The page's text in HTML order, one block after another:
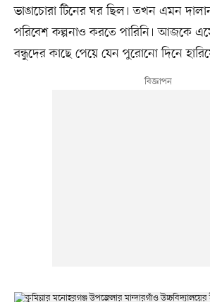
ভাঙাচোরা টিনের ঘর ছিল। তখন এমন
পরিবেশ কল্পনাও করতে পারিনি। আজকে
বন্ধুদের কাছে পেয়ে যেন পুরোনো দিনে